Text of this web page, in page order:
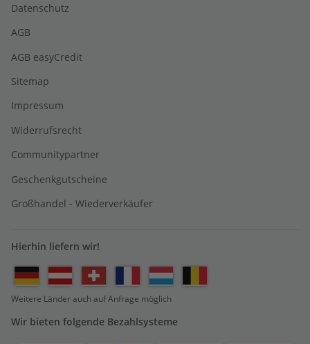
Datenschutz
AGB
AGB easyCredit
Sitemap
Impressum
Widerrufsrecht
Communitypartner
Geschenkgutscheine
Großhandel - Wiederverkäufer
Hierhin liefern wir!
Weitere Länder auch auf Anfrage möglich
Wir bieten folgende Bezahlsysteme